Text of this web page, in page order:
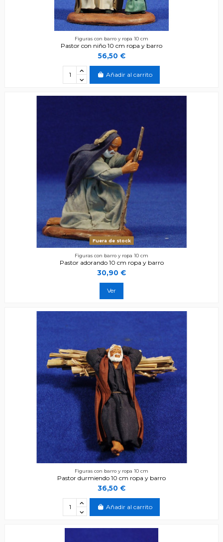
Figuras con barro y ropa 10 cm
Pastor con niño 10 cm ropa y barro
56,50 €
Añadir al carrito
Fuera de stock
Figuras con barro y ropa 10 cm
Pastor adorando 10 cm ropa y barro
30,90 €
Ver
Figuras con barro y ropa 10 cm
Pastor durmiendo 10 cm ropa y barro
36,50 €
Añadir al carrito